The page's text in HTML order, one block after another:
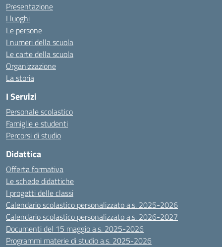
Presentazione
I luoghi
Le persone
I numeri della scuola
Le carte della scuola
Organizzazione
La storia
I Servizi
Personale scolastico
Famiglie e studenti
Percorsi di studio
Didattica
Offerta formativa
Le schede didattiche
I progetti delle classi
Calendario scolastico personalizzato a.s. 2025-2026
Calendario scolastico personalizzato a.s. 2026-2027
Documenti del 15 maggio a.s. 2025-2026
Programmi materie di studio a.s. 2025-2026